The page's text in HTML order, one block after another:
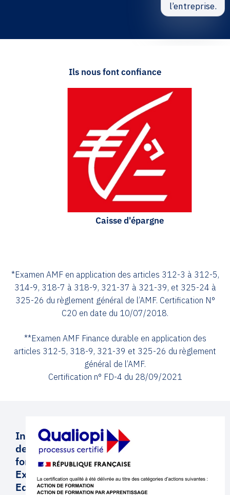
l’entreprise.
Ils nous font confiance
Caisse d'épargne
*Examen AMF en application des articles 312-3 à 312-5,
314-9, 318-7 à 318-9, 321-37 à 321-39, et 325-24 à
325-26 du règlement général de l’AMF. Certification N°
C20 en date du 10/07/2018.
**Examen AMF Finance durable en application des
articles 312-5, 318-9, 321-39 et 325-26 du règlement
général de l’AMF.
Certification n° FD-4 du 28/09/2021
Institut
de
formation
Executive
Education